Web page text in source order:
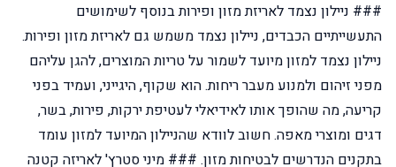
### ניילון נצמד לאריזת מזון ופירות בנוסף לשימושים
התעשייתיים הכבדים, ניילון נצמד משמש גם לאריזת מזון ופירות.
ניילון נצמד למזון מיועד לשמור על טריות המוצרים, להגן עליהם
מפני זיהום ולמנוע מעבר ריחות. הוא שקוף, היגייני, ועמיד בפני
קריעה, מה שהופך אותו לאידיאלי לעטיפת ירקות, פירות, בשר,
דגים ומוצרי מאפה. חשוב לוודא שהניילון המיועד למזון עומד
בתקנים הנדרשים לבטיחות מזון. ### מיני סטרץ' לאריזה קטנה